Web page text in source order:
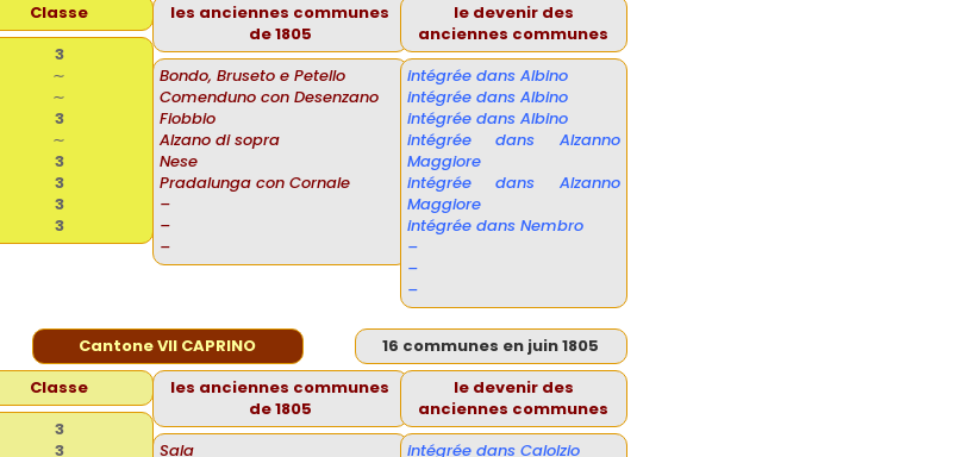
Classe
3
∼
∼
3
∼
3
3
3
3
les anciennes communes
de 1805
Bondo, Bruseto e Petello
Comenduno con Desenzano
Fiobbio
Alzano di sopra
Nese
Pradalunga con Cornale
–
–
–
le devenir des
anciennes communes
intégrée dans Albino
intégrée dans Albino
intégrée dans Albino
intégrée dans Alzanno
Maggiore
intégrée dans Alzanno
Maggiore
intégrée dans Nembro
–
–
–
Cantone VII CAPRINO
16 communes en juin 1805
Classe
3
3
les anciennes communes
de 1805
Sala
le devenir des
anciennes communes
intégrée dans Calolzio